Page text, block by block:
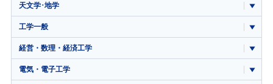
天文学･地学
工学一般
経営・数理・経済工学
電気・電子工学